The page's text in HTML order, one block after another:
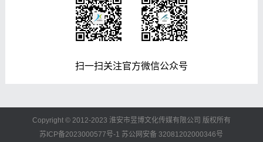
扫一扫关注官方微信公众号
Copyright © 2012-2023 淮安市昱博文化传媒有限公司 版权所有
苏ICP备2023000577号-1 苏公网安备 32081202000346号